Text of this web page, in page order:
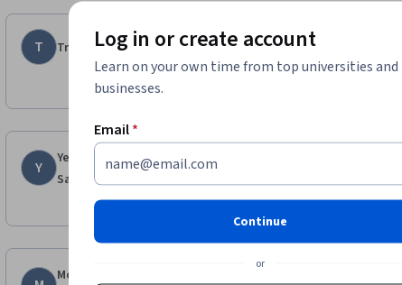
T Trisna Fauzi 5.0 · Reviewed May 8,
Sangat bermanfaat untuk saya yang
melangkah selanjutnya ke materi yang
Y
Yesi Putri Yuantika
Sari
kursus yang menyenangkan tanpa
pun asal masih dalam tenggat waktu
Mochamad Adlan
Log in or create account
Learn on your own time from top universities and
businesses.
Email*
Continue
or